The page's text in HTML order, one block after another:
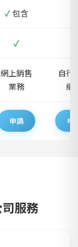
✓包含
✓
網上銷售
業務
自行
網
申請 申
服務